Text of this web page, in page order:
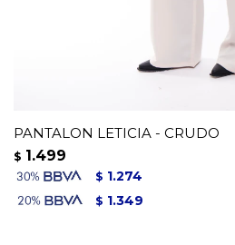
PANTALON LETICIA - CRUDO
$ 1.499
$ 1.274
$ 1.349